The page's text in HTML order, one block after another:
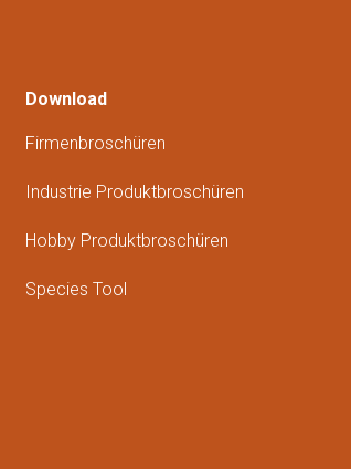
Download
Firmenbroschüren
Industrie Produktbroschüren
Hobby Produktbroschüren
Species Tool